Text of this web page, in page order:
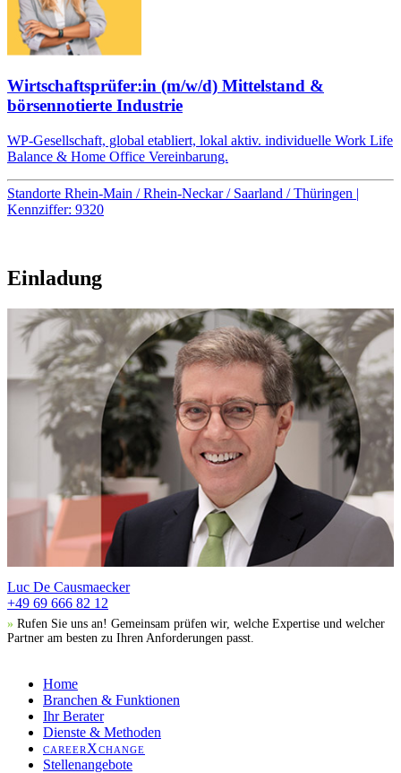
Wirtschaftsprüfer:in (m/w/d) Mittelstand &
börsennotierte Industrie
WP-Gesellschaft, global etabliert, lokal aktiv. individuelle Work Life
Balance & Home Office Vereinbarung.
Standorte Rhein-Main / Rhein-Neckar / Saarland / Thüringen |
Kennziffer: 9320
Einladung
Luc De Causmaecker
+49 69 666 82 12
» Rufen Sie uns an! Gemeinsam prüfen wir, welche Expertise und welcher
Partner am besten zu Ihren Anforderungen passt.
Home
Branchen & Funktionen
Ihr Berater
Dienste & Methoden
careerXchange
Stellenangebote